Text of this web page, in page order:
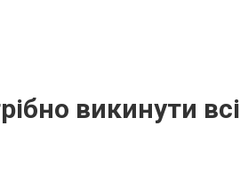
викинути всі